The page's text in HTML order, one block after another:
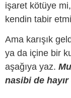
işaret kötüye
kendin tabir
Ama karışık
ya da içine bir
aşağıya yaz.
nasibi de hayır